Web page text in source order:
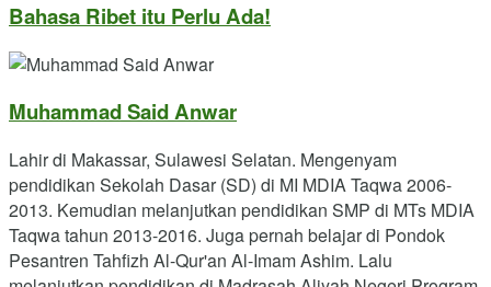
Bahasa Ribet itu Perlu Ada!
Muhammad Said Anwar
Lahir di Makassar, Sulawesi Selatan. Mengenyam
pendidikan Sekolah Dasar (SD) di MI MDIA Taqwa 2006-
2013. Kemudian melanjutkan pendidikan SMP di MTs MDIA
Taqwa tahun 2013-2016. Juga pernah belajar di Pondok
Pesantren Tahfizh Al-Qur'an Al-Imam Ashim. Lalu